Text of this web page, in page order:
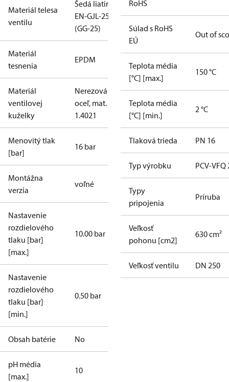
Materiál telesa
ventilu
Šedá liatina
EN-GJL-250
(GG-25)
Materiál
tesnenia
EPDM
Materiál
ventilovej
kuželky
Nerezová
oceľ, mat. č.
1.4021
Menovitý tlak
[bar]
16 bar
Montážna
verzia
voľné
Nastavenie
rozdielového
tlaku [bar]
[max.]
10.00 bar
Nastavenie
rozdielového
tlaku [bar]
[min.]
0.50 bar
Obsah batérie No
pH média
[max.]
10
RoHS
Súlad s RoHS
EÚ
Out of
Teplota média
[°C] [max.]
150 °C
Teplota média
[°C] [min.]
2 °C
Tlaková trieda PN 16
Typ výrobku PCV-VFQ
Typy
pripojenia
Príruba
Veľkosť
pohonu [cm2]
630 cm²
Veľkosť ventilu DN 250